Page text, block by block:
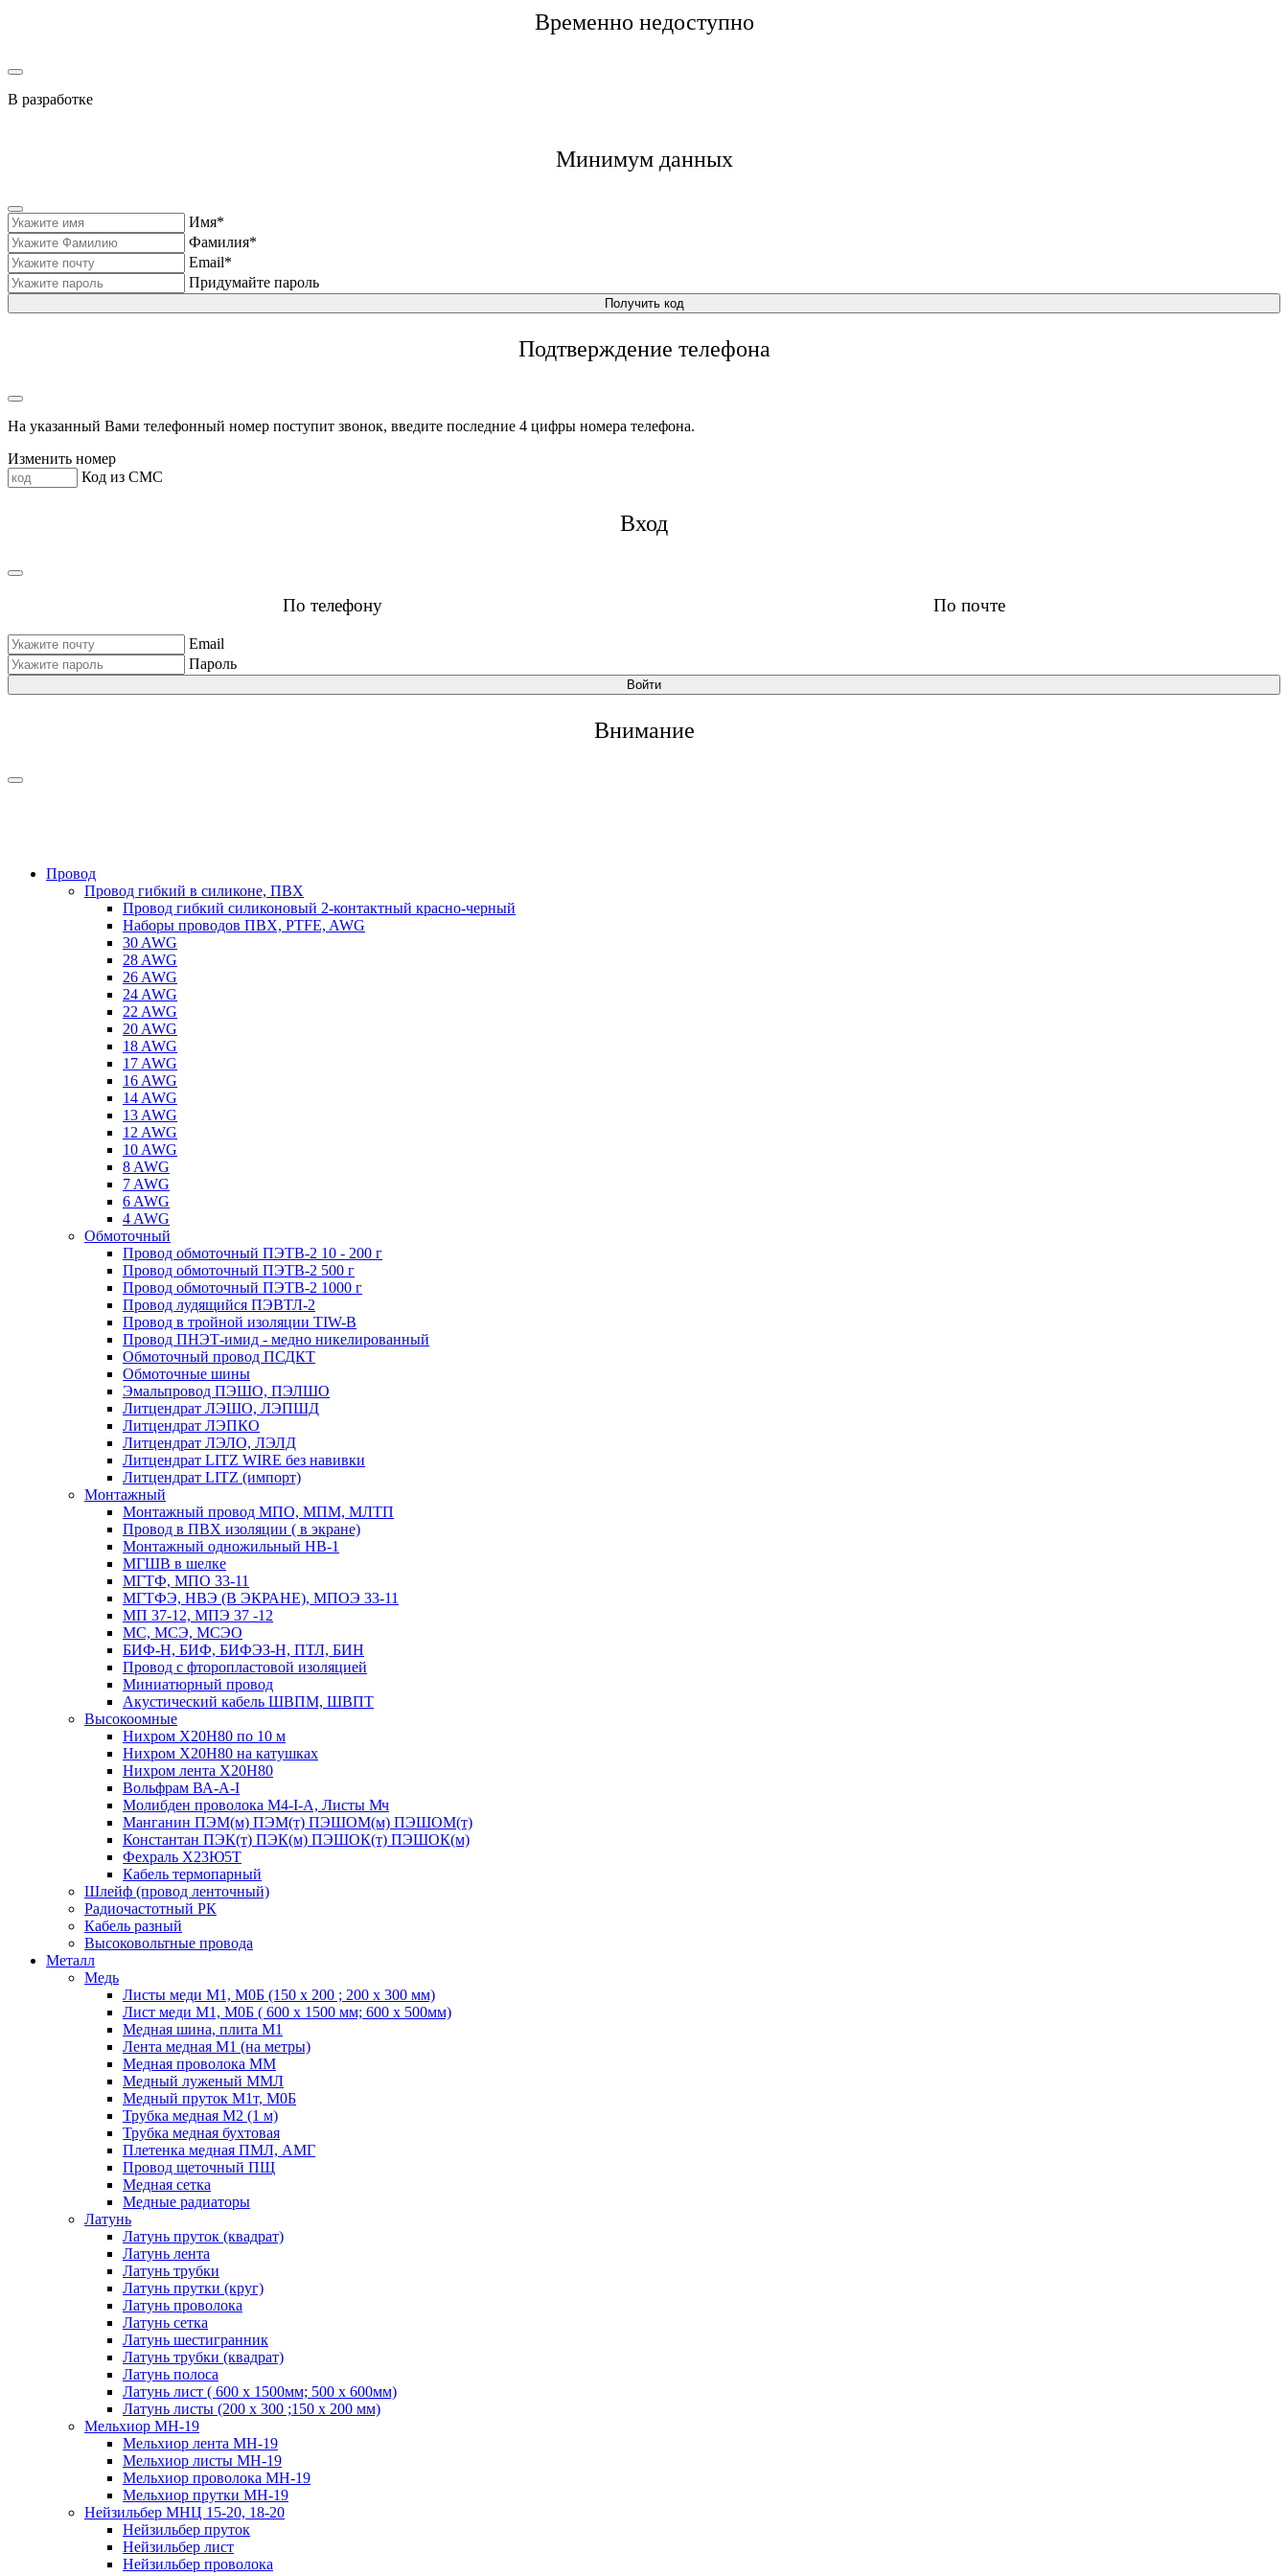
Временно недоступно
В разработке
Минимум данных
Имя*
Фамилия*
Email*
Придумайте пароль
Получить код
Подтверждение телефона
На указанный Вами телефонный номер поступит звонок, введите последние 4 цифры номера телефона.
Изменить номер
Код из СМС
Вход
По телефону По почте
Email
Пароль
Войти
Внимание
Провод
Провод гибкий в силиконе, ПВХ
Провод гибкий силиконовый 2-контактный красно-черный
Наборы проводов ПВХ, PTFE, AWG
30 AWG
28 AWG
26 AWG
24 AWG
22 AWG
20 AWG
18 AWG
17 AWG
16 AWG
14 AWG
13 AWG
12 AWG
10 AWG
8 AWG
7 AWG
6 AWG
4 AWG
Обмоточный
Провод обмоточный ПЭТВ-2 10 - 200 г
Провод обмоточный ПЭТВ-2 500 г
Провод обмоточный ПЭТВ-2 1000 г
Провод лудящийся ПЭВТЛ-2
Провод в тройной изоляции TIW-B
Провод ПНЭТ-имид - медно никелированный
Обмоточный провод ПСДКТ
Обмоточные шины
Эмальпровод ПЭШО, ПЭЛШО
Литцендрат ЛЭШО, ЛЭПШД
Литцендрат ЛЭПКО
Литцендрат ЛЭЛО, ЛЭЛД
Литцендрат LITZ WIRE без навивки
Литцендрат LITZ (импорт)
Монтажный
Монтажный провод МПО, МПМ, МЛТП
Провод в ПВХ изоляции ( в экране)
Монтажный одножильный HB-1
МГШВ в шелке
МГТФ, МПО 33-11
МГТФЭ, НВЭ (В ЭКРАНЕ), МПОЭ 33-11
МП 37-12, МПЭ 37 -12
МС, МСЭ, МСЭО
БИФ-Н, БИФ, БИФЭЗ-Н, ПТЛ, БИН
Провод с фторопластовой изоляцией
Миниатюрный провод
Акустический кабель ШВПМ, ШВПТ
Высокоомные
Нихром Х20Н80 по 10 м
Нихром Х20Н80 на катушках
Нихром лента Х20Н80
Вольфрам ВА-А-I
Молибден проволока М4-I-А, Листы Мч
Манганин ПЭМ(м) ПЭМ(т) ПЭШОМ(м) ПЭШОМ(т)
Константан ПЭК(т) ПЭК(м) ПЭШОК(т) ПЭШОК(м)
Фехраль Х23Ю5Т
Кабель термопарный
Шлейф (провод ленточный)
Радиочастотный РК
Кабель разный
Высоковольтные провода
Металл
Медь
Листы меди М1, М0Б (150 х 200 ; 200 х 300 мм)
Лист меди М1, М0Б ( 600 х 1500 мм; 600 х 500мм)
Медная шина, плита М1
Лента медная М1 (на метры)
Медная проволока ММ
Медный луженый ММЛ
Медный пруток М1т, М0Б
Трубка медная М2 (1 м)
Трубка медная бухтовая
Плетенка медная ПМЛ, АМГ
Провод щеточный ПЩ
Медная сетка
Медные радиаторы
Латунь
Латунь пруток (квадрат)
Латунь лента
Латунь трубки
Латунь прутки (круг)
Латунь проволока
Латунь сетка
Латунь шестигранник
Латунь трубки (квадрат)
Латунь полоса
Латунь лист ( 600 х 1500мм; 500 х 600мм)
Латунь листы (200 х 300 ;150 х 200 мм)
Мельхиор МН-19
Мельхиор лента МН-19
Мельхиор листы МН-19
Мельхиор проволока МН-19
Мельхиор прутки МН-19
Нейзильбер МНЦ 15-20, 18-20
Нейзильбер пруток
Нейзильбер лист
Нейзильбер проволока